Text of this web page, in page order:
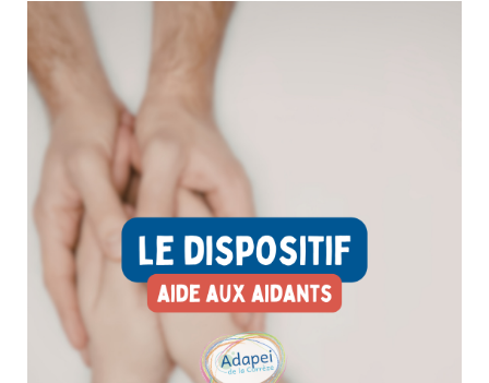
Vie intime, affective et sexuelle : un enjeu
essentiel d’accompagnement
10 avril 2026 Culture & Loisirs
Le 11 mars, l’Adapei de la Corrèze participait à la journée
régionale du Centre de Ressources Intim’Agir, consacrée
aux enjeux de vie intime, affective et sexuelle des
personnes en situation de handicap. Une journée riche en
échanges et en réflexions, qui a permis de...